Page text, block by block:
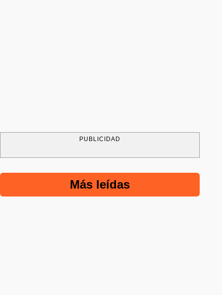
PUBLICIDAD
Más leídas